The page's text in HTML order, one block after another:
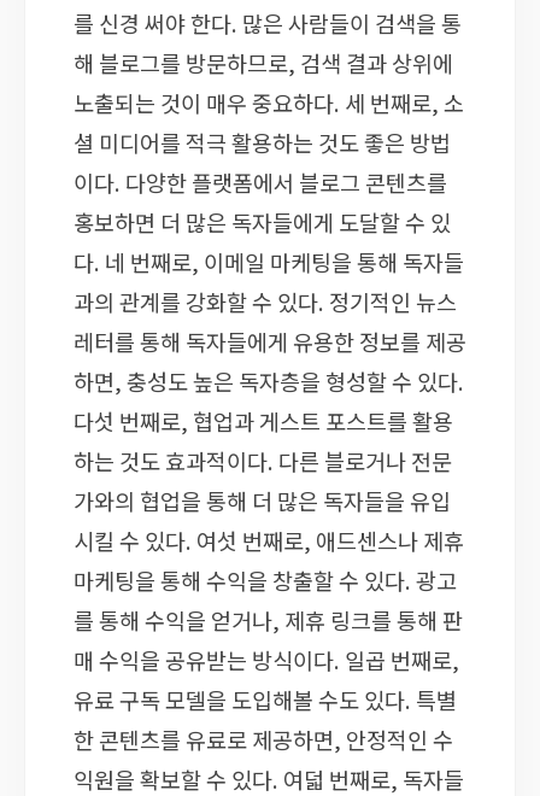
를 신경 써야 한다. 많은 사람들이 검색을 통
해 블로그를 방문하므로, 검색 결과 상위에
노출되는 것이 매우 중요하다. 세 번째로, 소
셜 미디어를 적극 활용하는 것도 좋은 방법
이다. 다양한 플랫폼에서 블로그 콘텐츠를
홍보하면 더 많은 독자들에게 도달할 수 있
다. 네 번째로, 이메일 마케팅을 통해 독자들
과의 관계를 강화할 수 있다. 정기적인 뉴스
레터를 통해 독자들에게 유용한 정보를 제공
하면, 충성도 높은 독자층을 형성할 수 있다.
다섯 번째로, 협업과 게스트 포스트를 활용
하는 것도 효과적이다. 다른 블로거나 전문
가와의 협업을 통해 더 많은 독자들을 유입
시킬 수 있다. 여섯 번째로, 애드센스나 제휴
마케팅을 통해 수익을 창출할 수 있다. 광고
를 통해 수익을 얻거나, 제휴 링크를 통해 판
매 수익을 공유받는 방식이다. 일곱 번째로,
유료 구독 모델을 도입해볼 수도 있다. 특별
한 콘텐츠를 유료로 제공하면, 안정적인 수
익원을 확보할 수 있다. 여덟 번째로, 독자들